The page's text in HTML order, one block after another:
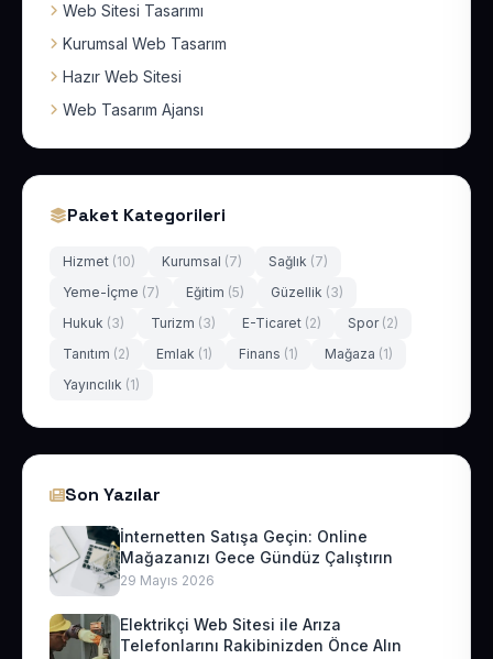
Web Sitesi Tasarımı
Kurumsal Web Tasarım
Hazır Web Sitesi
Web Tasarım Ajansı
Paket Kategorileri
Hizmet (10) Kurumsal (7) Sağlık (7)
Yeme-İçme (7) Eğitim (5) Güzellik (3)
Hukuk (3) Turizm (3) E-Ticaret (2) Spor (2)
Tanıtım (2) Emlak (1) Finans (1) Mağaza (1)
Yayıncılık (1)
Son Yazılar
İnternetten Satışa Geçin: Online
Mağazanızı Gece Gündüz Çalıştırın
29 Mayıs 2026
Elektrikçi Web Sitesi ile Arıza
Telefonlarını Rakibinizden Önce Alın